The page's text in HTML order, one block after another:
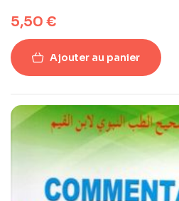
5,50 €
Ajouter au panier